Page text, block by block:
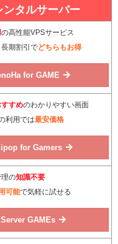
ンタルサーバー
の高性能VPSサービス
期割引でどちらもお得
for GAME
すめのわかりやすい画面
利用では最安価格
for Gamers
の知識不要
可能で気軽に試せる
GAMEs